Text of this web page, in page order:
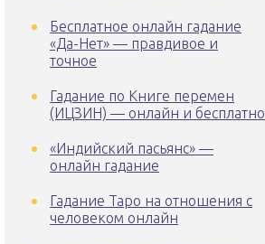
Бесплатное онлайн гадание
«Да-Нет» — правдивое и
точное
Гадание по Книге перемен
(ИЦЗИН) — онлайн и бесплатно
«Индийский пасьянс» —
онлайн гадание
Гадание Таро на отношения с
человеком онлайн